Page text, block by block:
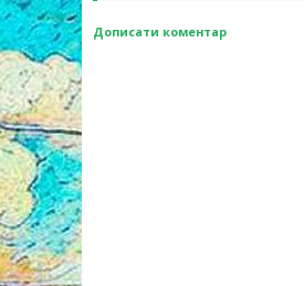
Дописати коментар